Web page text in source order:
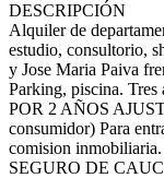
DESCRIPCIÓN
Alquiler de
estudio, consultorio,
y Jose Maria Paiva
Parking, piscina. Tres
POR 2 AÑOS
consumidor) Para
comision
SEGURO DE